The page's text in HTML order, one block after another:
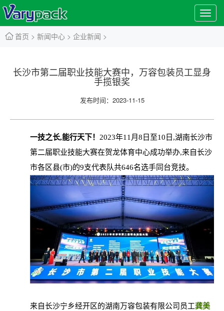
 首页 > 新闻中心 > 企业新闻 >
长沙市第二届职业技能大赛中，万容包装员工显身
手揽银奖
发布时间：2023-11-15
一技之长,能行天下！ 2023年11月8日至10日,湖南长沙市
第二届职业技能大赛在贺龙体育中心成功举办,来自长沙
市各区县(市)的9支代表队共646名选手同台竞技。
来自长沙宁乡经开区的湖南万容包装有限公司员工龚美